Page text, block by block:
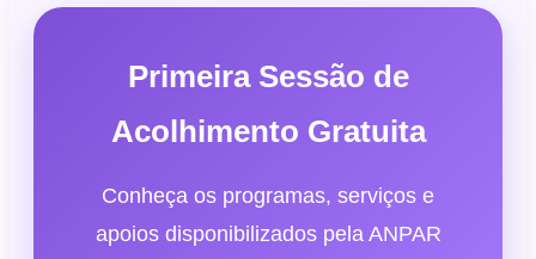
Primeira Sessão de
Acolhimento Gratuita
Conheça os programas, serviços e
apoios disponibilizados pela ANPAR